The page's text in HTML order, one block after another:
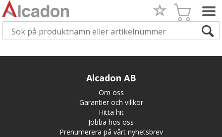
Alcadon AB
Om oss
Garantier och villkor
Hitta hit
Jobba hos oss
Prenumerera på vårt nyhetsbrev